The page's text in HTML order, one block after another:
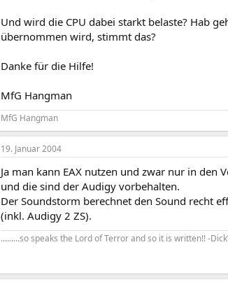
Und wird die CPU dabei starkt belaste? Hab
übernommen wird, stimmt das?
Danke für die Hilfe!
MfG Hangman
MfG Hangman
19. Januar 2004
Ja man kann EAX nutzen und zwar nur in den
und die sind der Audigy vorbehalten.
Der Soundstorm berechnet den Sound recht
(inkl. Audigy 2 ZS).
.........so speaks the Lord of Terror and so it is written!! -